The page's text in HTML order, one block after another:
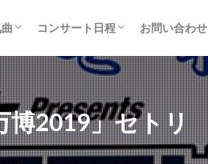
(旧ジャニーズ)
ルバム
コンサート日程
セトリ・まとめ
ライブレポ
カード枠
お問い合わせ
博2019」セトリ